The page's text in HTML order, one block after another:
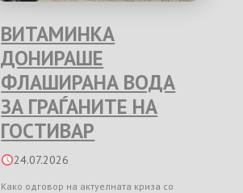
ВИТАМИНКА
ДОНИРАШЕ
ФЛАШИРАНА ВОДА
ЗА ГРАЃАНИТЕ НА
ГОСТИВАР
24.07.2026
Како одговор на актуелната криза со